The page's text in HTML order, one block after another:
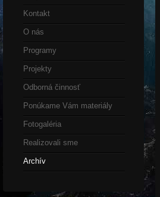
Kontakt
O nás
Programy
Projekty
Odborná činnosť
Ponúkame Vám materiály
Fotogaléria
Realizovali sme
Archív